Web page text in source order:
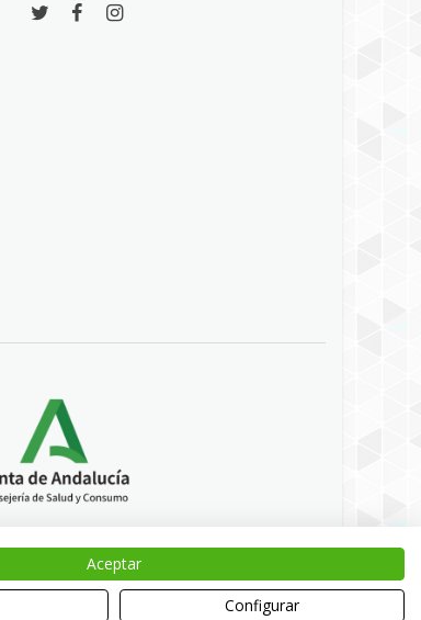
Aceptar
Configurar